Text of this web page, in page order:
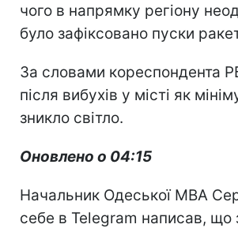
чого в напрямку регіону
було зафіксовано пуски
За словами кореспондента
після вибухів у місті як
зникло світло.
Оновлено о 04:15
Начальник Одеської МВА
себе в Telegram написав, що